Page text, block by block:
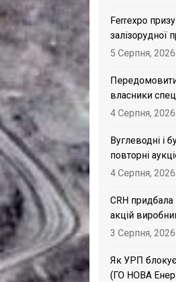
Ferrexpo
залізорудної
5 Серпня, 2026
власники
4 Серпня, 2026
Вуглеводні і
повторні
4 Серпня, 2026
CRH
акцій
3 Серпня, 2026
Як УРП
(ГО НОВА